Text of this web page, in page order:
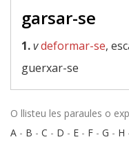
garsar-se
1.vdeformar-se,
guerxar-se
O llisteu les paraules o
A - B - C - D - E - F - G - H